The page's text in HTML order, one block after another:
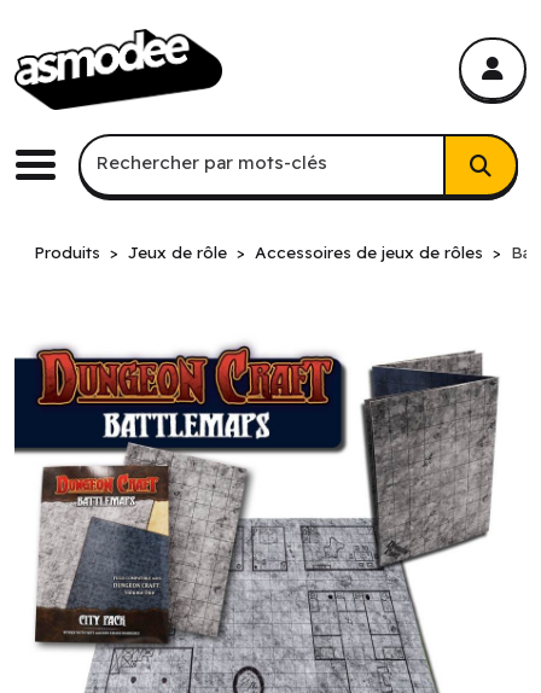
Menu
Recherche par mots-clés
Rechercher par mots-clés
Produits Jeux de rôle Accessoires de jeux de rôles